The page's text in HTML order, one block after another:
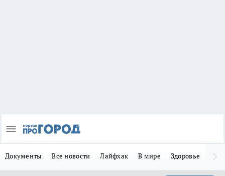
Документы Все новости Лайфхак В мире Здоровье